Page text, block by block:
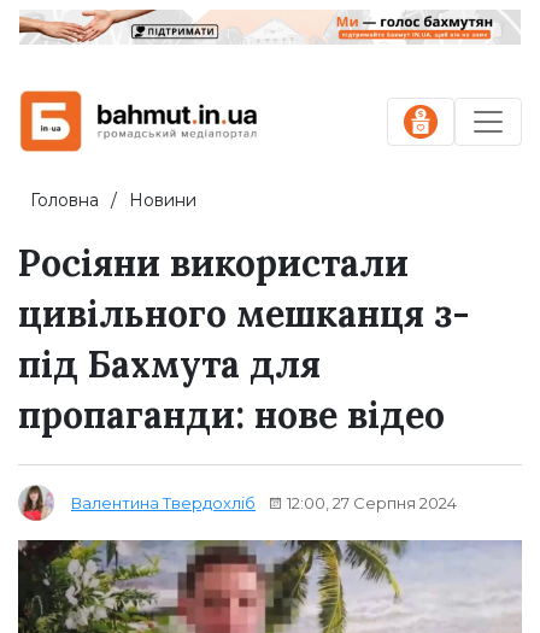
Головна Новини
Росіяни використали
цивільного мешканця з-
під Бахмута для
пропаганди: нове відео
Валентина Твердохліб 12:00, 27 Серпня 2024